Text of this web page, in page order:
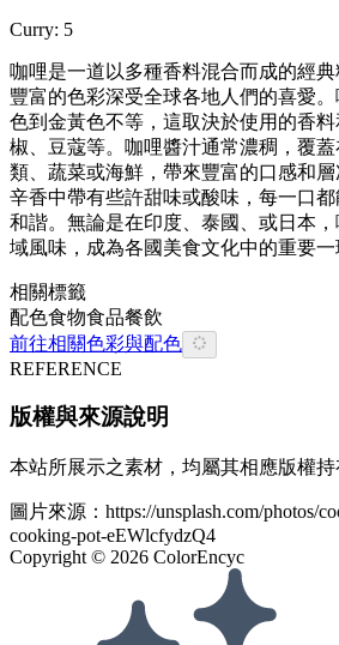
Curry: 5
咖哩是一道以多種香料混合而成的經
豐富的色彩深受全球各地人們的喜愛
色到金黃色不等，這取決於使用的香
椒、豆蔻等。咖哩醬汁通常濃稠，覆
類、蔬菜或海鮮，帶來豐富的口感和層
辛香中帶有些許甜味或酸味，每一口
和諧。無論是在印度、泰國、或日本
域風味，成為各國美食文化中的重要一
相關標籤
配色食物食品餐飲
前往相關色彩與配色
REFERENCE
版權與來源說明
本站所展示之素材，均屬其相應版權持
圖片來源： https://unsplash.com/photos/
cooking-pot-eEWlcfydzQ4
Copyright © 2026 ColorEncyc